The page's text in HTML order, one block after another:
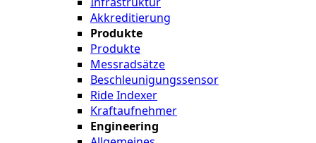
Akkreditierung
Produkte
Produkte
Messradsätze
Beschleunigungssensor
Ride Indexer
Kraftaufnehmer
Engineering